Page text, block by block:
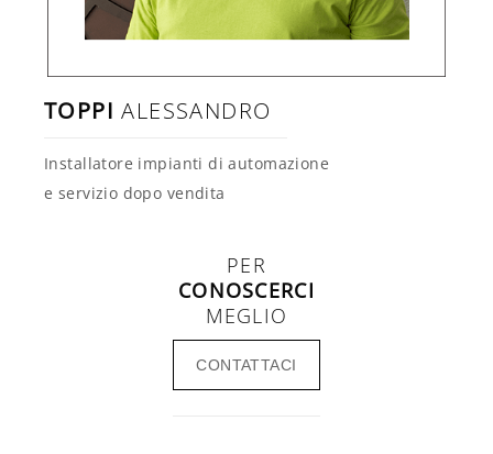
TOPPI ALESSANDRO
Installatore impianti di automazione
e servizio dopo vendita
PER
CONOSCERCI
MEGLIO
CONTATTACI